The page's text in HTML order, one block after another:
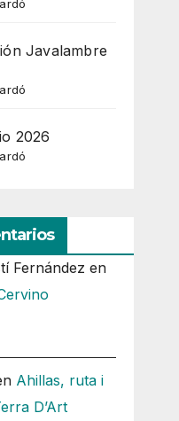
Javalambre
2026
Fernández en
Ahillas, ruta i
D’Art